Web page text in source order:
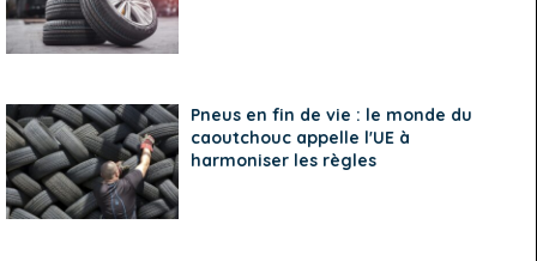
Pneus en fin de vie : le monde du
caoutchouc appelle l'UE à
harmoniser les règles